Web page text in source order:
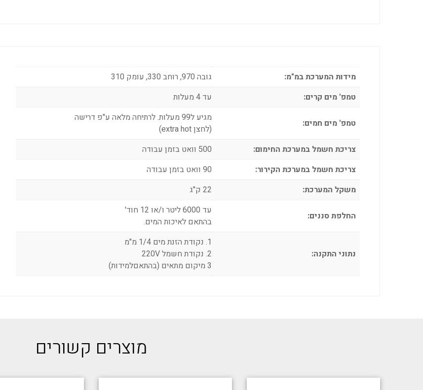
מידות המערכת במ"מ:
גובה 970, רוחב 330, עומק 310
טמפ' מים קרים:
עד 4 מעלות
טמפ' מים חמים:
מגיע ל99 מעלות. לרתיחה מלאה ע"פ דרישה
(לחצן extra hot)
צריכת חשמל במערכת החימום:
500 וואט בזמן עבודה
צריכת חשמל במערכת הקירור:
90 וואט בזמן עבודה
משקל המערכת:
22 ק"ג
החלפת סננים:
עד 6000 ליטר ו/או 12 חוד'
בהתאם לאיכות המים.
נתוני התקנה:
1. נקודת הזנת מים 1/4 מ"מ
2. נקודת חשמל 220V
3 מיקום מתאים (בהתאםלמידות)
מוצרים קשורים